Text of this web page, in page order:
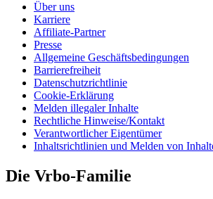
Über uns
Karriere
Affiliate-Partner
Presse
Allgemeine Geschäftsbedingungen
Barrierefreiheit
Datenschutzrichtlinie
Cookie-Erklärung
Melden illegaler Inhalte
Rechtliche Hinweise/Kontakt
Verantwortlicher Eigentümer
Inhaltsrichtlinien und Melden von
Die Vrbo-Familie